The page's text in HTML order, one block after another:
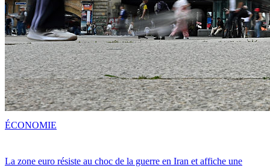
La zone euro résiste au choc de la guerre en Iran et affiche une
ÉCONOMIE